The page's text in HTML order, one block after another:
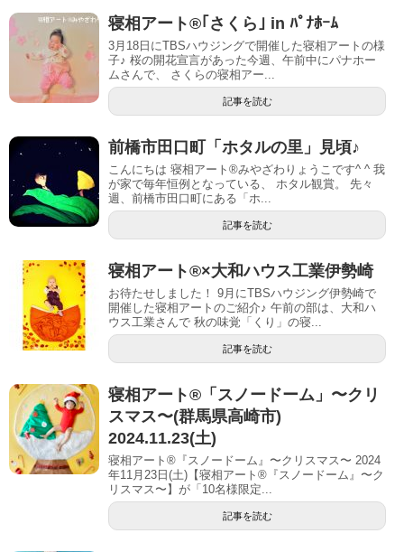
寝相アート®｢さくら｣ in ﾊﾟﾅﾎｰﾑ
3月18日にTBSハウジングで開催した寝相アートの様
子♪ 桜の開花宣言があった今週、午前中にパナホー
ムさんで、 さくらの寝相アー...
記事を読む
前橋市田口町「ホタルの里」見頃♪
こんにちは 寝相アート®︎みやざわりょうこです^ ^ 我
が家で毎年恒例となっている、 ホタル観賞。 先々
週、前橋市田口町にある「ホ...
記事を読む
寝相アート®︎×大和ハウス工業伊勢崎
お待たせしました！ 9月にTBSハウジング伊勢崎で
開催した寝相アートのご紹介♪ 午前の部は、大和ハ
ウス工業さんで 秋の味覚「くり」の寝...
記事を読む
寝相アート®「スノードーム」〜クリ
スマス〜(群馬県高崎市)
2024.11.23(土)
寝相アート®『スノードーム』〜クリスマス〜 2024
年11月23日(土)【寝相アート®︎『スノードーム』〜ク
リスマス〜】が「10名様限定...
記事を読む